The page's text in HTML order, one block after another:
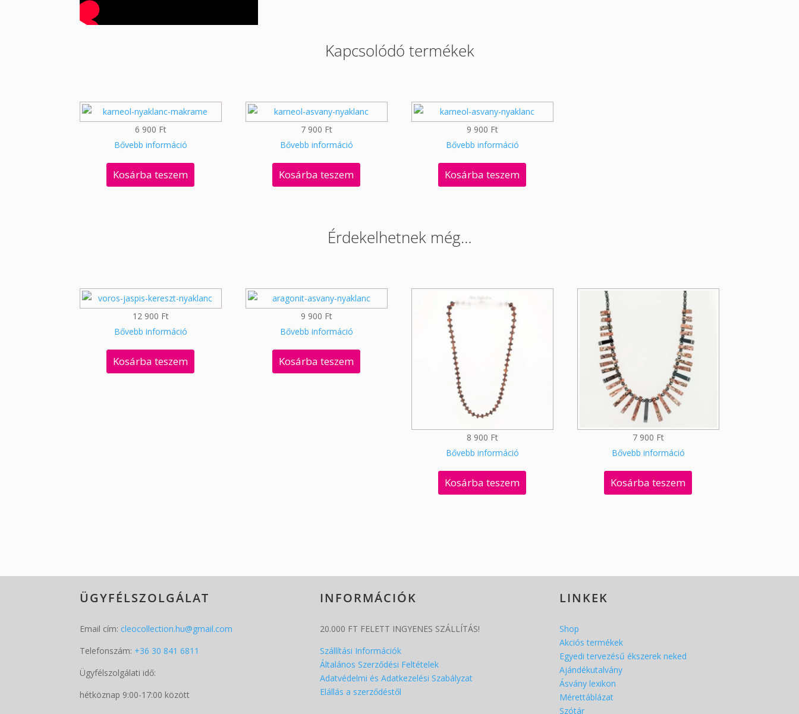
Kapcsolódó termékek
6 900 Ft
Bővebb információ
Kosárba teszem
7 900 Ft
Bővebb információ
Kosárba teszem
9 900 Ft
Bővebb információ
Kosárba teszem
Érdekelhetnek még…
12 900 Ft
Bővebb információ
Kosárba teszem
9 900 Ft
Bővebb információ
Kosárba teszem
8 900 Ft
Bővebb információ
Kosárba teszem
7 900 Ft
Bővebb információ
Kosárba teszem
ÜGYFÉLSZOLGÁLAT
Email cím: cleocollection.hu@gmail.com
Telefonszám: +36 30 841 6811
Ügyfélszolgálati idő:
hétköznap 9:00-17:00 között
INFORMÁCIÓK
20.000 FT FELETT INGYENES SZÁLLÍTÁS!
Szállítási Információk
Általános Szerződési Feltételek
Adatvédelmi és Adatkezelési Szabályzat
Elállás a szerződéstől
LINKEK
Shop
Akciós termékek
Egyedi tervezésű ékszerek neked
Ajándékutalvány
Ásvány lexikon
Mérettáblázat
Szótár